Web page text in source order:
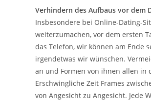
Verhindern des Aufbaus vor dem
Insbesondere bei Online-Dating-
weiterzumachen, vor dem ersten
das Telefon, wir können am Ende
irgendetwas wir wünschen.
an und Formen von ihnen allen in
Erschwingliche Zeit Frames
von Angesicht zu Angesicht. Jede